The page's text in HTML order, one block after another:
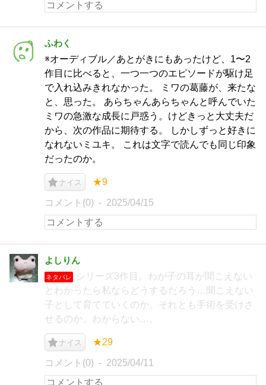
ふわく
※オーディブル／あとがきにもあったけど、1〜2
作目に比べると、一つ一つのエピソードが駆け足
で入れ込みきれなかった。 ミワの葛藤が、来たな
と、思った。 あらちゃんあらちゃんと呼んでいた
ミワの急激な成長に戸惑う。けどきっと大丈夫だ
から、次の作品に期待する。 しかしずっと好きに
なれないミユキ。 これは文字で読んでも同じ印象
だったのか。
ナイス ★9
コメント(0) 2025/04/15
よしりん
ネタバレ
シリーズ3作目。わが子の耳が聞こえない
とわかったら私ならどうするだろう…聞こえない
子として育てていくのか、それとも手術を受けさ
せるのか。わからない…。
ナイス ★29
コメント(0) 2025/04/11